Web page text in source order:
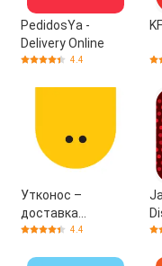
PedidosYa -
Delivery Online
4.4
Утконос –
доставка
продуктов в день
4.4